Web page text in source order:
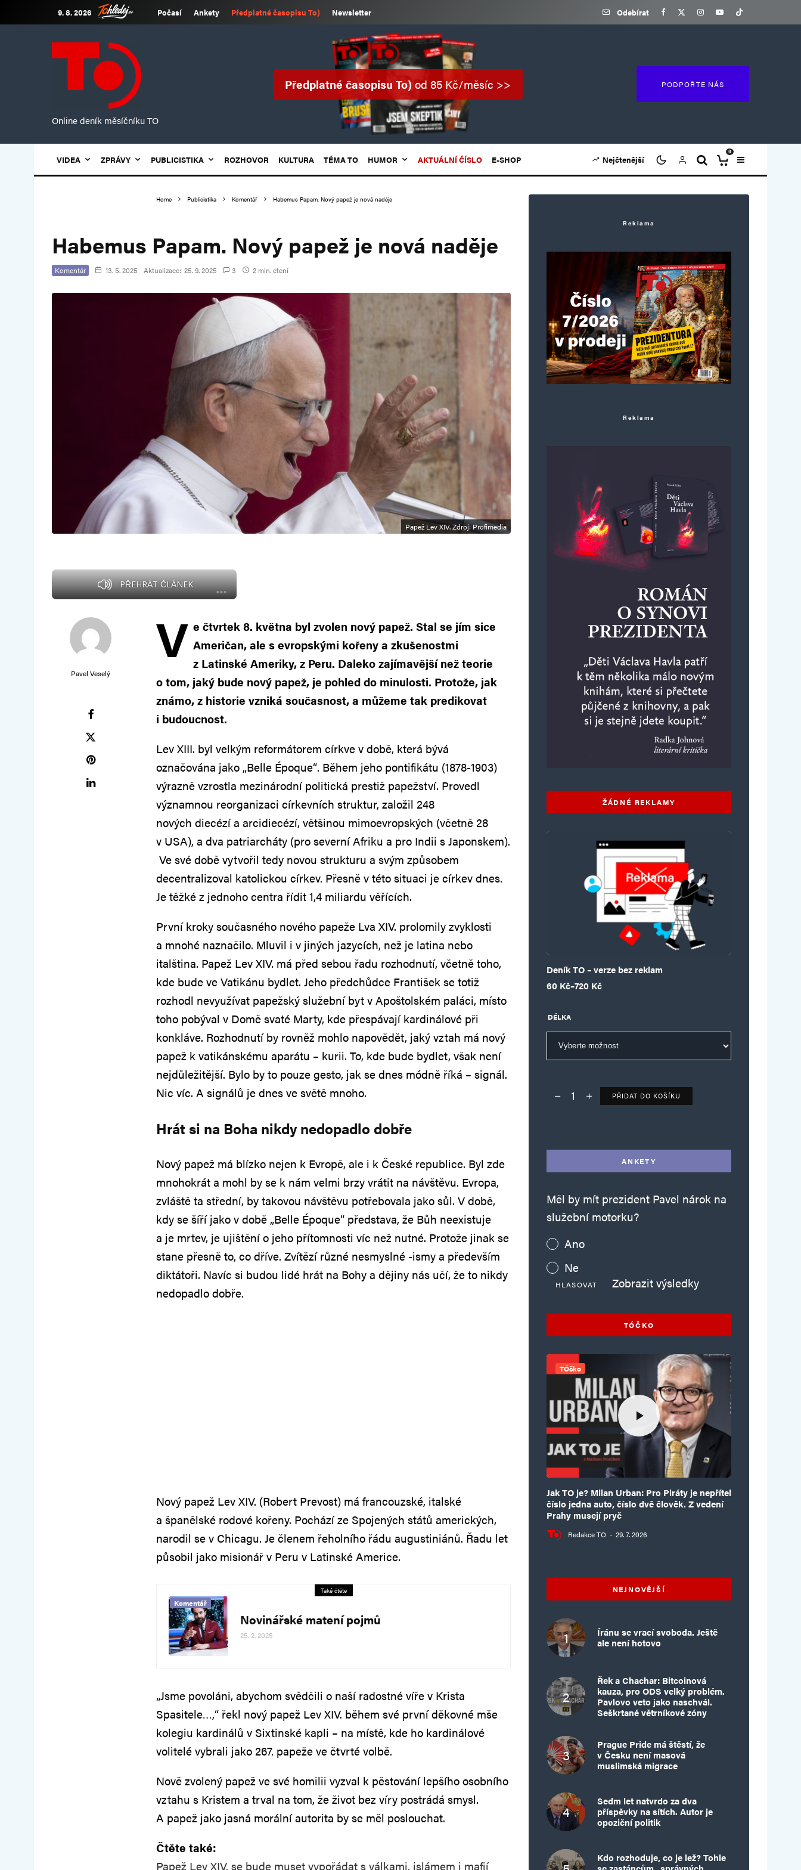
9. 8. 2026 Počasí Ankety Předplatné časopisu To) Newsletter Odebírat
Online deník měsíčníku TO
Předplatné časopisu To)od 85 Kč/měsíc >> PODPOŘTE NÁS
VIDEA ZPRÁVY PUBLICISTIKA ROZHOVOR KULTURA TÉMA TO HUMOR AKTUÁLNÍ ČÍSLO E-SHOP Nejčtenější
0
Home Publicistika Komentář Habemus Papam. Nový papež je nová naděje
Habemus Papam. Nový papež je nová naděje
Komentář 13. 5. 2025 Aktualizace: 25. 9. 2025 3 2 min. čtení
Papež Lev XIV. Zdroj: Profimedia
PŘEHRÁT ČLÁNEK
Pavel Veselý
V e čtvrtek 8. května byl zvolen nový papež. Stal se jím sice
Američan, ale s evropskými kořeny a zkušenostmi
z Latinské Ameriky, z Peru. Daleko zajímavější než teorie
o tom, jaký bude nový papež, je pohled do minulosti. Protože, jak
známo, z historie vzniká současnost, a můžeme tak predikovat
i budoucnost.
Lev XIII. byl velkým reformátorem církve v době, která bývá
označována jako „Belle Époque“. Během jeho pontifikátu (1878-1903)
výrazně vzrostla mezinárodní politická prestiž papežství. Provedl
významnou reorganizaci církevních struktur, založil 248
nových diecézí a arcidiecézí, většinou mimoevropských (včetně 28
v USA), a dva patriarcháty (pro severní Afriku a pro Indii s Japonskem).
Ve své době vytvořil tedy novou strukturu a svým způsobem
decentralizoval katolickou církev. Přesně v této situaci je církev dnes.
Je těžké z jednoho centra řídit 1,4 miliardu věřících.
První kroky současného nového papeže Lva XIV. prolomily zvyklosti
a mnohé naznačilo. Mluvil i v jiných jazycích, než je latina nebo
italština. Papež Lev XIV. má před sebou řadu rozhodnutí, včetně toho,
kde bude ve Vatikánu bydlet. Jeho předchůdce František se totiž
rozhodl nevyužívat papežský služební byt v Apoštolském paláci, místo
toho pobýval v Domě svaté Marty, kde přespávají kardinálové při
konkláve. Rozhodnutí by rovněž mohlo napovědět, jaký vztah má nový
papež k vatikánskému aparátu – kurii. To, kde bude bydlet, však není
nejdůležitější. Bylo by to pouze gesto, jak se dnes módně říká – signál.
Nic víc. A signálů je dnes ve světě mnoho.
Hrát si na Boha nikdy nedopadlo dobře
Nový papež má blízko nejen k Evropě, ale i k České republice. Byl zde
mnohokrát a mohl by se k nám velmi brzy vrátit na návštěvu. Evropa,
zvláště ta střední, by takovou návštěvu potřebovala jako sůl. V době,
kdy se šíří jako v době „Belle Époque“ představa, že Bůh neexistuje
a je mrtev, je ujištění o jeho přítomnosti víc než nutné. Protože jinak se
stane přesně to, co dříve. Zvítězí různé nesmyslné -ismy a především
diktátoři. Navíc si budou lidé hrát na Bohy a dějiny nás učí, že to nikdy
nedopadlo dobře.
Nový papež Lev XIV. (Robert Prevost) má francouzské, italské
a španělské rodové kořeny. Pochází ze Spojených států amerických,
narodil se v Chicagu. Je členem řeholního řádu augustiniánů. Řadu let
působil jako misionář v Peru v Latinské Americe.
Také čtěte
Komentář
Novinářské matení pojmů
25. 2. 2025
„Jsme povoláni, abychom svědčili o naší radostné víře v Krista
Spasitele…,“ řekl nový papež Lev XIV. během své první děkovné mše
kolegiu kardinálů v Sixtinské kapli – na místě, kde ho kardinálové
volitelé vybrali jako 267. papeže ve čtvrté volbě.
Nově zvolený papež ve své homilii vyzval k pěstování lepšího osobního
vztahu s Kristem a trval na tom, že život bez víry postrádá smysl.
A papež jako jasná morální autorita by se měl poslouchat.
Čtěte také:
Papež Lev XIV. se bude muset vypořádat s válkami, islámem i mafií
Reklama
Reklama
ŽÁDNÉ REKLAMY
Deník TO – verze bez reklam
60 Kč–720 Kč
Rozpětí cen: 60 Kč až 720 Kč
DÉLKA
Deník TO – verze bez reklam množství
PŘIDAT DO KOŠÍKU
ANKETY
Měl by mít prezident Pavel nárok na
služební motorku?
Ano
Ne
HLASOVAT Zobrazit výsledky
TÓČKO
TÓčko
Jak TO je? Milan Urban: Pro Piráty je nepřítel
číslo jedna auto, číslo dvě člověk. Z vedení
Prahy musejí pryč
Redakce TO · 29. 7. 2026
NEJNOVĚJŠÍ
Íránu se vrací svoboda. Ještě
ale není hotovo
Řek a Chachar: Bitcoinová
kauza, pro ODS velký problém.
Pavlovo veto jako naschvál.
Seškrtané větrníkové zóny
Prague Pride má štěstí, že
v Česku není masová
muslimská migrace
Sedm let natvrdo za dva
příspěvky na sítích. Autor je
opoziční politik
Kdo rozhoduje, co je lež? Tohle